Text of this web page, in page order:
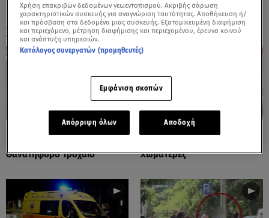
ΟΛΑ ΤΑ ΒΙΝΤΕΟ
Πόρτο Ράφτη: Bίντεο
Θανατηφόρο Τροχαίο
Πάρος: Τα Διάσπαρτα Φυτίλια
Χωματερές
Χρήση επακριβών δεδομένων γεωεντοπισμού. Ακριβής σάρωση
χαρακτηριστικών συσκευής για αναγνώριση ταυτότητας. Αποθήκευση ή/
και πρόσβαση στα δεδομένα μιας συσκευής. Εξατομικευμένη διαφήμιση
και περιεχόμενο, μέτρηση διαφήμισης και περιεχομένου, έρευνα κοινού
και ανάπτυξη υπηρεσιών.
Κατάλογος συνεργατών (προμηθευτές)
Εμφάνιση σκοπών
Απόρριψη όλων Αποδοχή